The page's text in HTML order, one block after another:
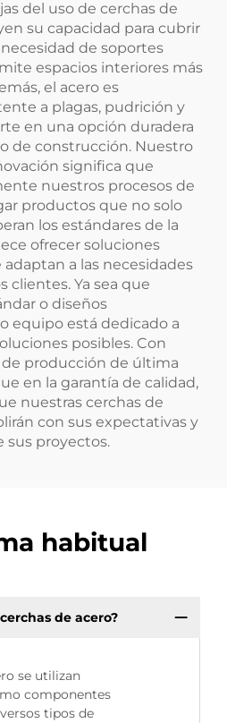
del uso de cerchas de
su capacidad para cubrir
de soportes
espacios interiores más
el acero es
a plagas, pudrición y
en una opción duradera
de construcción. Nuestro
significa que
nuestros procesos de
productos que no solo
los estándares de la
ofrecer soluciones
a las necesidades
clientes. Ya sea que
o diseños
equipo está dedicado a
posibles. Con
producción de última
en la garantía de calidad,
nuestras cerchas de
con sus expectativas y
sus proyectos.
habitual
de acero?
se utilizan
componentes
tipos de